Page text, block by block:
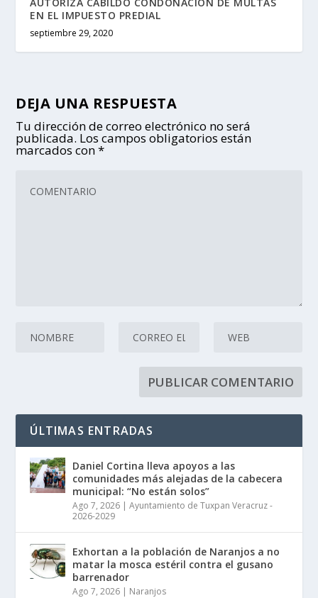
EN EL IMPUESTO PREDIAL
septiembre 29, 2020
DEJA UNA RESPUESTA
Tu dirección de correo electrónico no será
publicada. Los campos obligatorios están
marcados con*
ÚLTIMAS ENTRADAS
Daniel Cortina lleva apoyos a las
comunidades más alejadas de la cabecera
municipal: “No están solos”
Ago 7, 2026 |Ayuntamiento de Tuxpan Veracruz -
2026-2029
Exhortan a la población de Naranjos a no
matar la mosca estéril contra el gusano
barrenador
Ago 7, 2026 | Naranjos